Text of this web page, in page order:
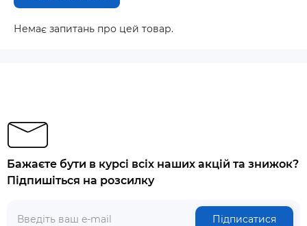
Немає запитань про цей товар.
Бажаєте бути в курсі всіх наших акцій та знижок?
Підпишіться на розсилку
Підписатися